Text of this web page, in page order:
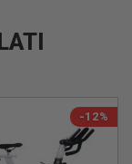
-12%